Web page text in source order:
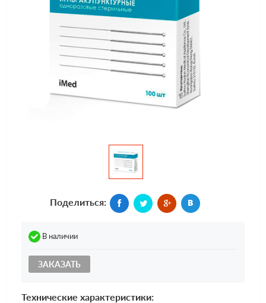
Поделиться:
В наличии
ЗАКАЗАТЬ
Технические характеристики: